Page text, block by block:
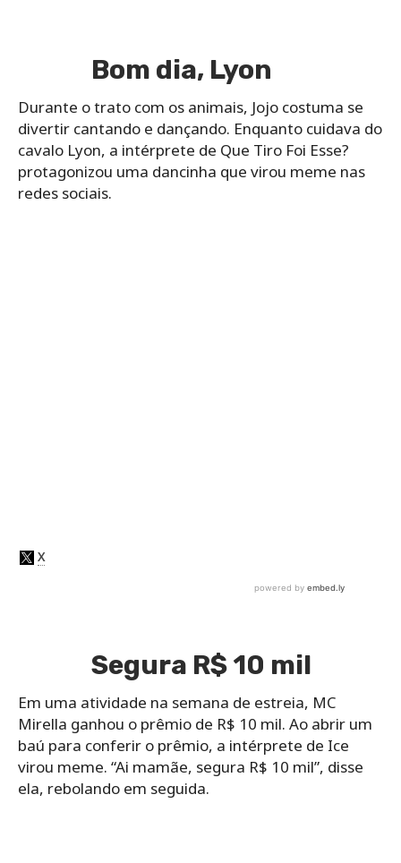
Bom dia, Lyon
Durante o trato com os animais, Jojo costuma se
divertir cantando e dançando. Enquanto cuidava do
cavalo Lyon, a intérprete de Que Tiro Foi Esse?
protagonizou uma dancinha que virou meme nas
redes sociais.
Segura R$ 10 mil
Em uma atividade na semana de estreia, MC
Mirella ganhou o prêmio de R$ 10 mil. Ao abrir um
baú para conferir o prêmio, a intérprete de Ice
virou meme. “Ai mamãe, segura R$ 10 mil”, disse
ela, rebolando em seguida.